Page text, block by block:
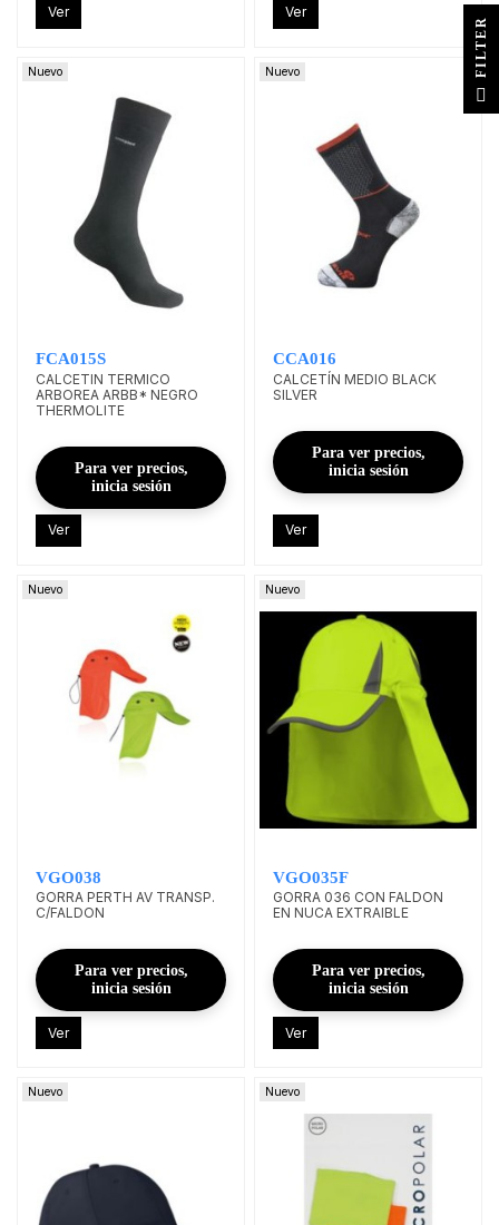
Ver Ver
Nuevo
FCA015S
CALCETIN TERMICO
ARBOREA ARBB* NEGRO
THERMOLITE
Para ver precios,
inicia sesión
Ver
Nuevo
CCA016
CALCETÍN MEDIO BLACK
SILVER
Para ver precios,
inicia sesión
Ver
Nuevo
VGO038
GORRA PERTH AV TRANSP.
C/FALDON
Para ver precios,
inicia sesión
Ver
Nuevo
VGO035F
GORRA 036 CON FALDON
EN NUCA EXTRAIBLE
Para ver precios,
inicia sesión
Ver
Nuevo Nuevo
R